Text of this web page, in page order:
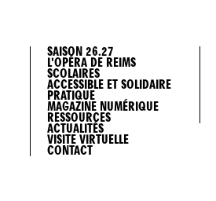
SAISON 26.27
L'OPÉRA DE REIMS
SCOLAIRES
ACCESSIBLE ET SOLIDAIRE
PRATIQUE
MAGAZINE NUMÉRIQUE
RESSOURCES
ACTUALITÉS
VISITE VIRTUELLE
CONTACT